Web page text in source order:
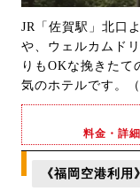
JR「佐賀駅」北口
や、ウェルカムド
りもOKな挽きたて
気のホテルです。
料金・詳
《福岡空港利